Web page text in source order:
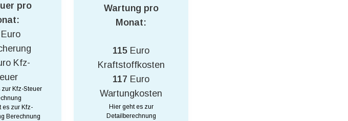
pro
Euro
Kfz-
zur Kfz-Steuer
es zur Kfz-
Berechnung
Wartung pro
Monat:
115 Euro
Kraftstoffkosten
117 Euro
Wartungkosten
Hier geht es zur
Detailberechnung